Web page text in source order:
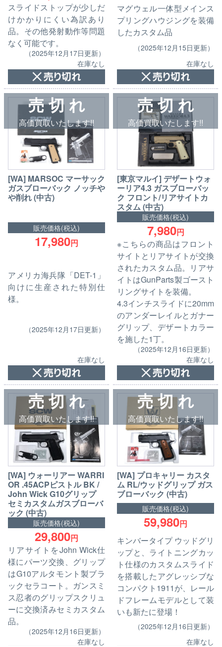
スライドストップが少しだ
けかかりにくい為訳あり
品。その他発射動作等問題
なく可能です。
（2025年12月17日更新）
在庫なし
マグウェル一体型メインス
プリングハウジングを装備
したカスタム品
（2025年12月15日更新）
在庫なし
売 切 れ
高価買取いたします!!
[WA] MARSOC マーサック
ガスブローバック ノッチや
や削れ (中古)
販売価格(税込)
17,980円
アメリカ海兵隊「DET-1」
向けに生産された特別仕
様。
（2025年12月17日更新）
在庫なし
売 切 れ
高価買取いたします!!
[東京マルイ] デザートウォ
ーリア4.3 ガスブローバッ
ク フロント/リアサイトカ
スタム (中古)
販売価格(税込)
7,980円
※こちらの商品はフロント
サイトとリアサイトが交換
されたカスタム品。リアサ
イトはGunParts製ゴースト
リングサイトを装備。
4.3インチスライドに20mm
のアンダーレイルとガナー
グリップ、デザートカラー
を施した1丁。
（2025年12月16日更新）
在庫なし
売 切 れ
高価買取いたします!!
[WA] ウォーリアー WARRI
OR .45ACPピストル BK /
John Wick G10グリップ
セミカスタムガスブローバ
ック (中古)
販売価格(税込)
29,800円
リアサイトをJohn Wick仕
様にパーツ交換、グリップ
はG10アルタモント製ブラ
ックセラコート。ガンスミ
ス忍者のグリップスクリュ
ーに交換済みセミカスタム
品。
（2025年12月16日更新）
在庫なし
売 切 れ
高価買取いたします!!
[WA] プロキャリー カスタ
ム RL/ウッドグリップ ガス
ブローバック (中古)
販売価格(税込)
59,980円
キンバータイプ ウッドグリ
ップと、ライトニングカッ
ト仕様のカスタムスライド
を搭載したアグレッシブな
コンパクト1911が、レール
ドフレームモデルとして装
いも新たに登場！
（2025年12月16日更新）
在庫なし